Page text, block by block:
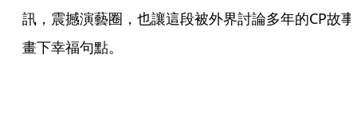
訊，震撼演藝圈，也讓這段被外界討論多年的CP故事
畫下幸福句點。